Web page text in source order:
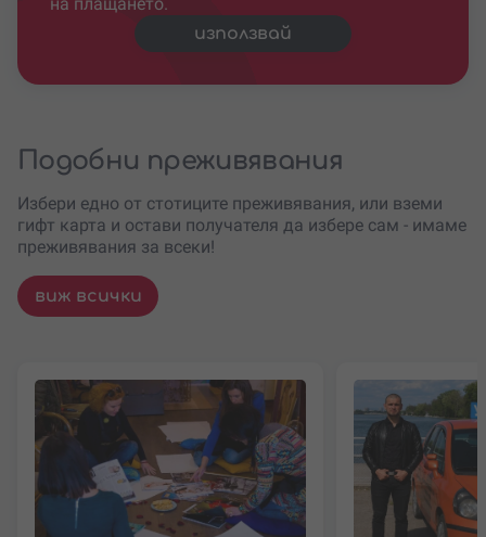
използвай
Подобни преживявания
Избери едно от стотиците преживявания, или вземи
гифт карта и остави получателя да избере сам - имаме
преживявания за всеки!
виж всички